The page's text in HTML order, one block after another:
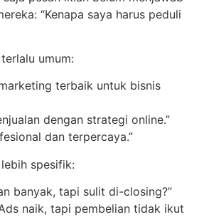
“Kenapa saya harus peduli
umum:
terbaik untuk bisnis
dengan strategi online.”
dan terpercaya.”
spesifik:
banyak, tapi sulit di-closing?”
naik, tapi pembelian tidak ikut